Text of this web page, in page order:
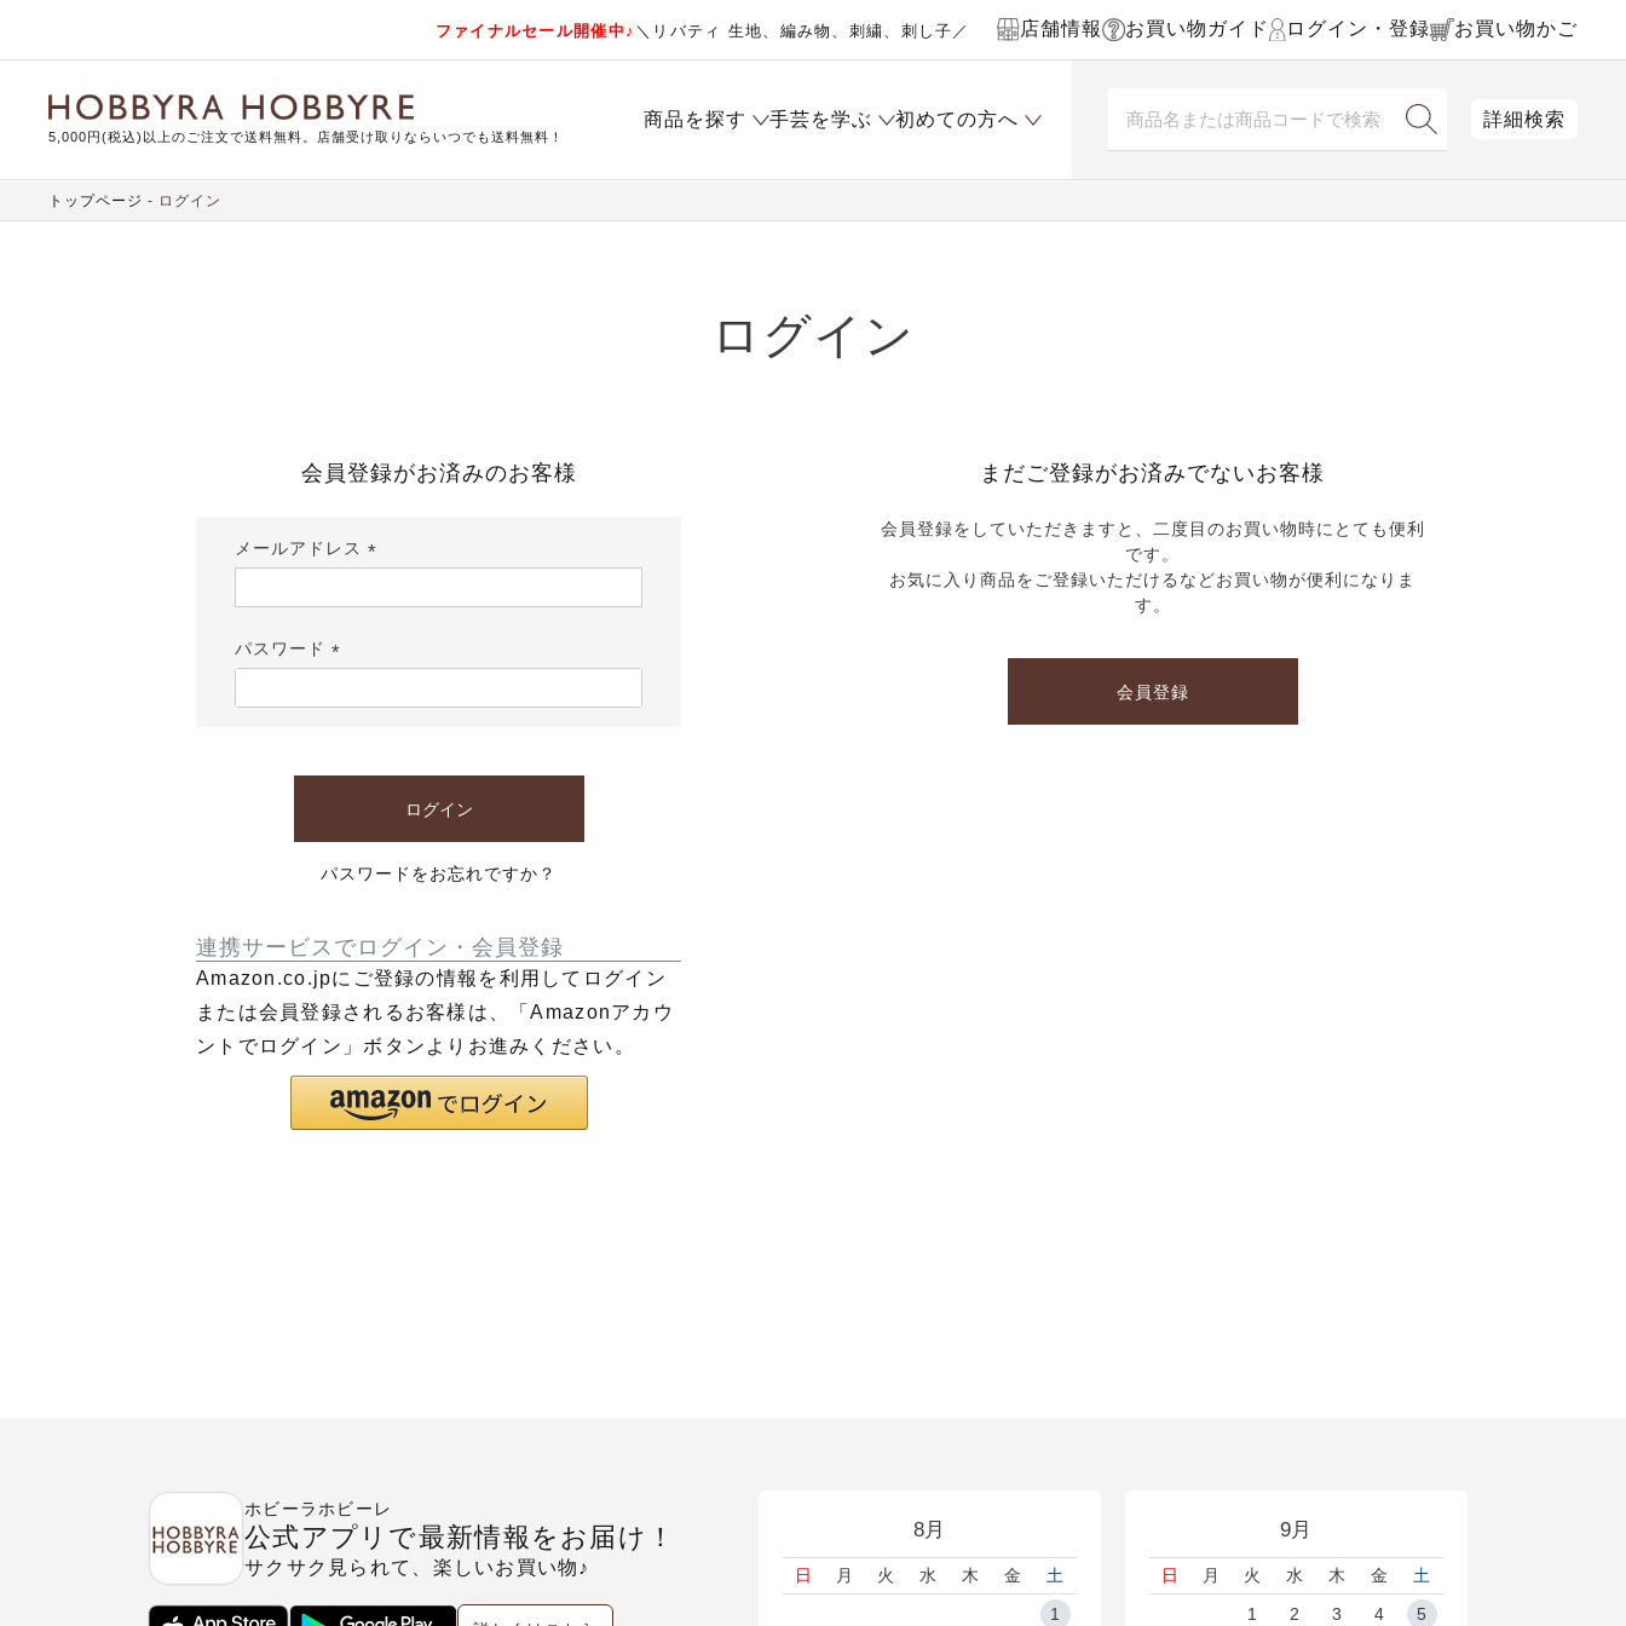
ファイナルセール開催中♪ ＼リバティ 生地、編み物、刺繍、刺し子／ 店舗情報 お買い物ガイド ログイン・登録 お買い物かご
5,000円(税込)以上のご注文で送料無料。店舗受け取りならいつでも送料無料！
商品を探す 手芸を学ぶ 初めての方へ 詳細検索
トップページ ログイン
ログイン
会員登録がお済みのお客様
メールアドレス
須)
パスワード
須)
ログイン
パスワードをお忘れですか？
連携サービスでログイン・会員登録
Amazon.co.jpにご登録の情報を利用してログイン
または会員登録されるお客様は、「Amazonアカウ
ントでログイン」ボタンよりお進みください。
まだご登録がお済みでないお客様
会員登録をしていただきますと、二度目のお買い物時にとても便利
です。
お気に入り商品をご登録いただけるなどお買い物が便利になりま
す。
会員登録
8月
日 月 火 水 木 金
土
1
9月
日 月 火 水 木 金
土
1
2 3 4 5
ホビーラホビーレ
公式アプリで最新情報をお届け！
サクサク見られて、楽しいお買い物♪